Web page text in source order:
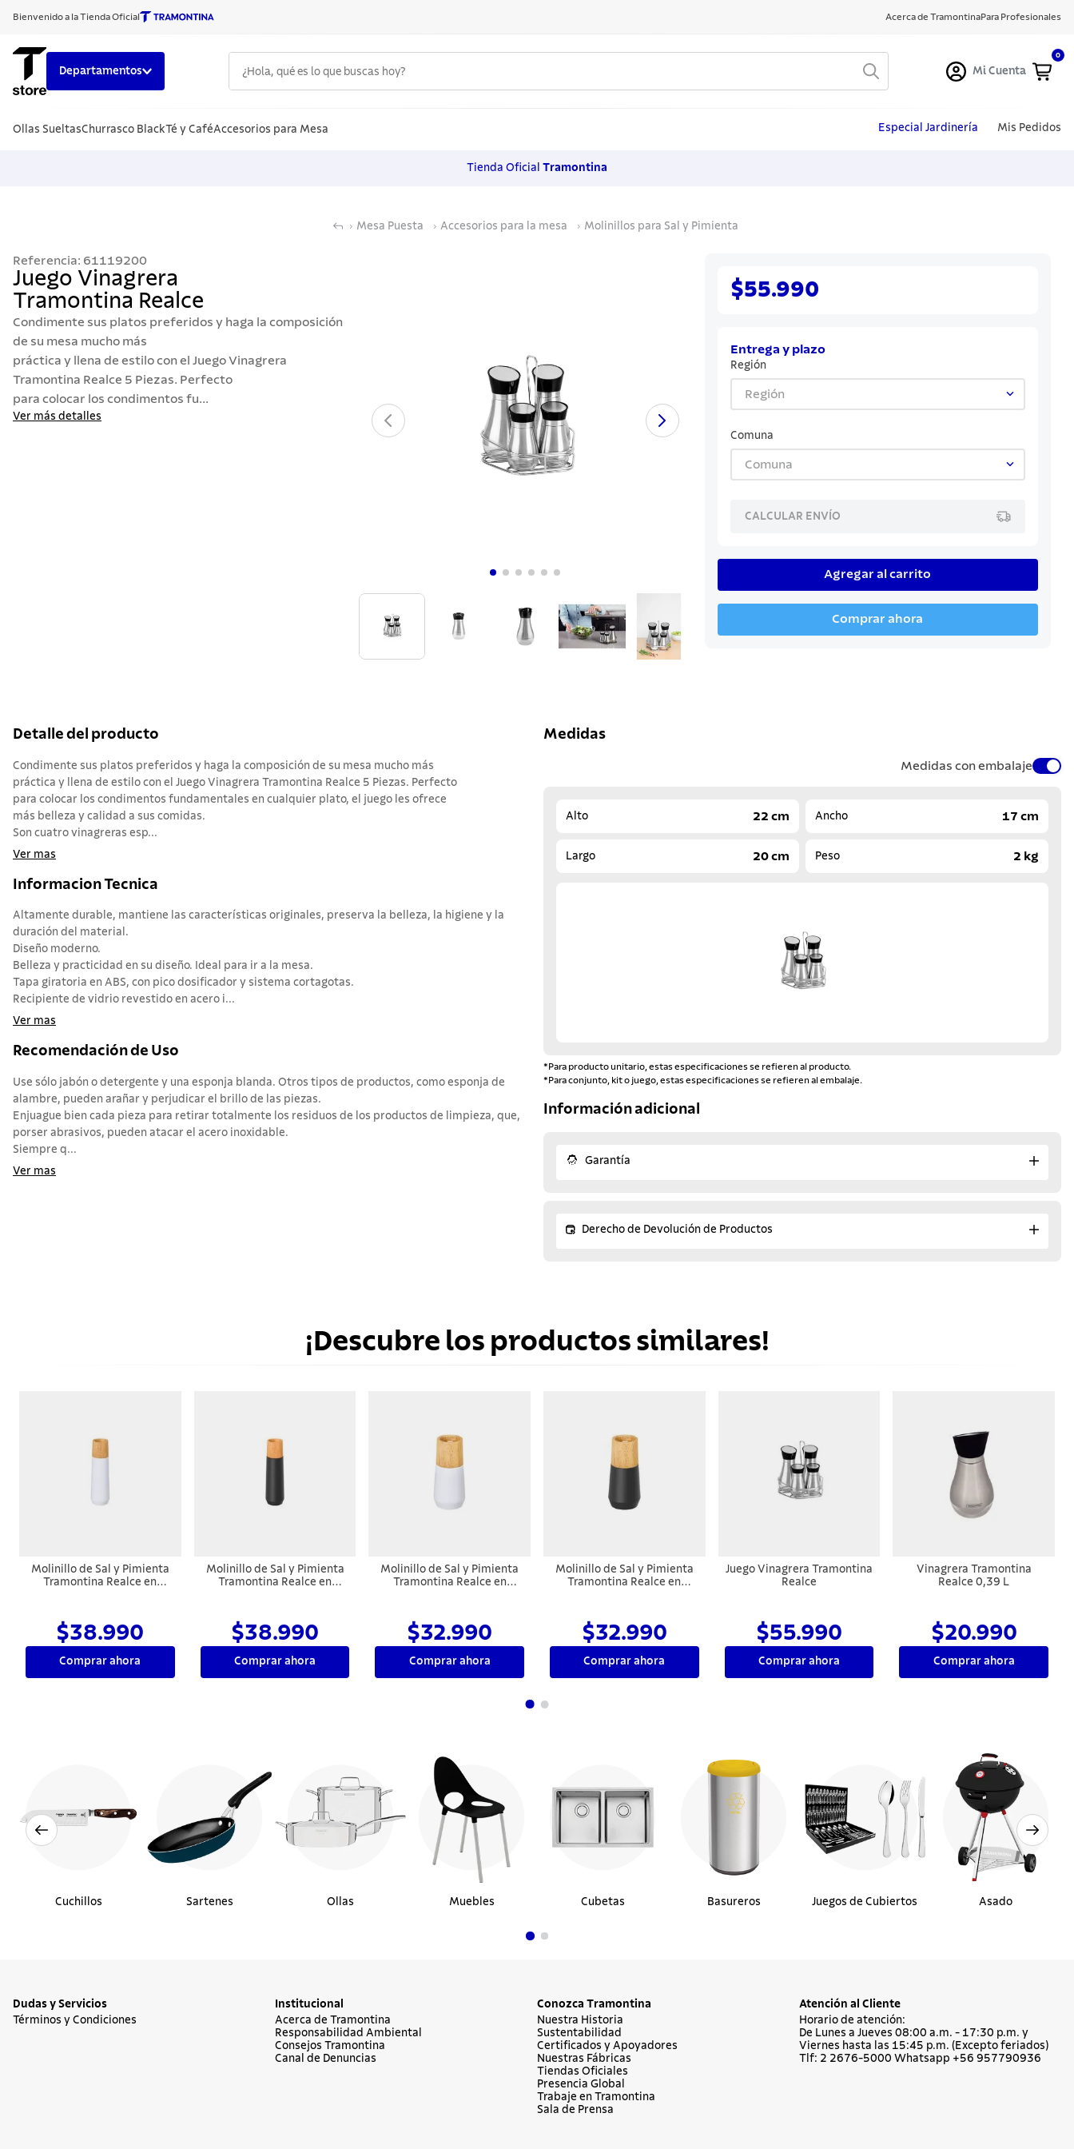
Bienvenido a la Tienda Oficial Acerca de TramontinaPara Profesionales
Departamentos Mi Cuenta
0
Ollas SueltasChurrasco BlackTé y CaféAccesorios para Mesa Especial Jardinería Mis Pedidos
Tienda Oficial Tramontina
Mesa Puesta Accesorios para la mesa Molinillos para Sal y Pimienta
Referencia: 61119200
Juego Vinagrera
Tramontina Realce
Condimente sus platos preferidos y haga la composición
de su mesa mucho más
práctica y llena de estilo con el Juego Vinagrera
Tramontina Realce 5 Piezas. Perfecto
para colocar los condimentos fu...
Ver más detalles
$55.990
Entrega y plazo
Región
Región
Comuna
Comuna
CALCULAR ENVÍO
Agregar al carrito
Comprar ahora
Detalle del producto
Condimente sus platos preferidos y haga la composición de su mesa mucho más
práctica y llena de estilo con el Juego Vinagrera Tramontina Realce 5 Piezas. Perfecto
para colocar los condimentos fundamentales en cualquier plato, el juego les ofrece
más belleza y calidad a sus comidas.
Son cuatro vinagreras esp...
Ver mas
Informacion Tecnica
Altamente durable, mantiene las características originales, preserva la belleza, la higiene y la
duración del material.
Diseño moderno.
Belleza y practicidad en su diseño. Ideal para ir a la mesa.
Tapa giratoria en ABS, con pico dosificador y sistema cortagotas.
Recipiente de vidrio revestido en acero i...
Ver mas
Recomendación de Uso
Use sólo jabón o detergente y una esponja blanda. Otros tipos de productos, como esponja de
alambre, pueden arañar y perjudicar el brillo de las piezas.
Enjuague bien cada pieza para retirar totalmente los residuos de los productos de limpieza, que,
porser abrasivos, pueden atacar el acero inoxidable.
Siempre q...
Ver mas
Medidas
Medidas con embalaje
Alto 22 cm Ancho 17 cm
Largo 20 cm Peso 2 kg
*Para producto unitario, estas especificaciones se refieren al producto.
*Para conjunto, kit o juego, estas especificaciones se refieren al embalaje.
Información adicional
Garantía
Derecho de Devolución de Productos
¡Descubre los productos similares!
Molinillo de Sal y Pimienta
Tramontina Realce en
$38.990
Comprar ahora
Molinillo de Sal y Pimienta
Tramontina Realce en
$38.990
Comprar ahora
Molinillo de Sal y Pimienta
Tramontina Realce en
$32.990
Comprar ahora
Molinillo de Sal y Pimienta
Tramontina Realce en
$32.990
Comprar ahora
Juego Vinagrera Tramontina
Realce
$55.990
Comprar ahora
Vinagrera Tramontina
Realce 0,39 L
$20.990
Comprar ahora
Cuchillos Sartenes Ollas Muebles Cubetas Basureros Juegos de Cubiertos Asado
Dudas y Servicios
Términos y Condiciones
Institucional
Acerca de Tramontina
Responsabilidad Ambiental
Consejos Tramontina
Canal de Denuncias
Conozca Tramontina
Nuestra Historia
Sustentabilidad
Certificados y Apoyadores
Nuestras Fábricas
Tiendas Oficiales
Presencia Global
Trabaje en Tramontina
Sala de Prensa
Atención al Cliente
Horario de atención:
De Lunes a Jueves 08:00 a.m. - 17:30 p.m. y
Viernes hasta las 15:45 p.m. (Excepto feriados)
Tlf: 2 2676-5000 Whatsapp +56 957790936
1.
cuchillos
8.
solar